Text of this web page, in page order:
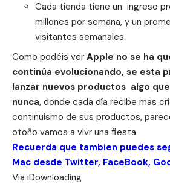
Cada tienda tiene un ingreso
millones por semana, y un
visitantes semanales.
Como podéis ver Apple no se ha
continúa evolucionando, se esta
lanzar nuevos productos algo
nunca, donde cada día recibe mas
continuismo de sus productos,
otoño vamos a vivr una fiesta.
Recuerda que tambien puedes
Mac desde Twitter, FaceBook,
Via iDownloading